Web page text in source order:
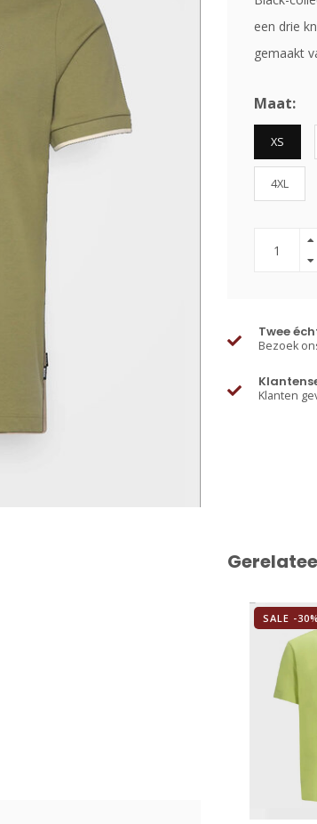
een drie
gemaakt
Maat:
XS
4XL
Twee
Bezoek
Klanten
SALE -30%